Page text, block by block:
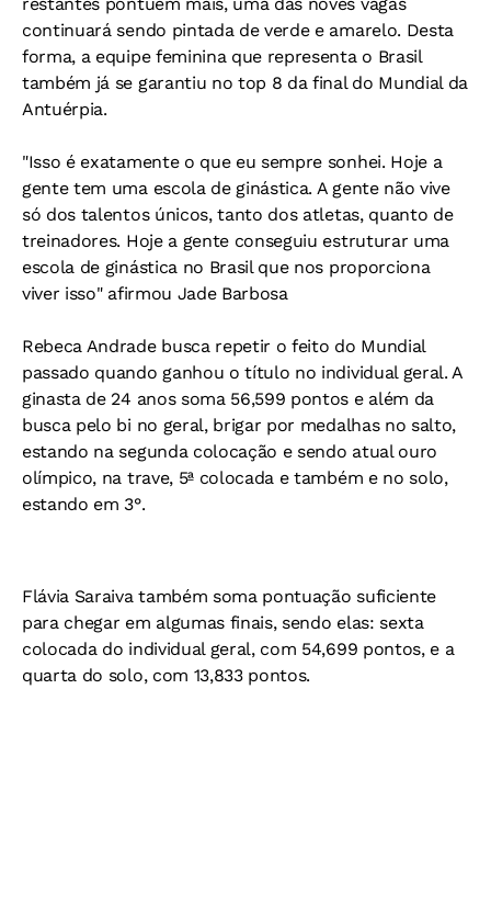
continuará sendo pintada de verde e amarelo. Desta
forma, a equipe feminina que representa o Brasil
também já se garantiu no top 8 da final do Mundial da
Antuérpia.
"Isso é exatamente o que eu sempre sonhei. Hoje a
gente tem uma escola de ginástica. A gente não vive
só dos talentos únicos, tanto dos atletas, quanto de
treinadores. Hoje a gente conseguiu estruturar uma
escola de ginástica no Brasil que nos proporciona
viver isso" afirmou Jade Barbosa
Rebeca Andrade busca repetir o feito do Mundial
passado quando ganhou o título no individual geral. A
ginasta de 24 anos soma 56,599 pontos e além da
busca pelo bi no geral, brigar por medalhas no salto,
estando na segunda colocação e sendo atual ouro
olímpico, na trave, 5ª colocada e também e no solo,
estando em 3°.
Flávia Saraiva também soma pontuação suficiente
para chegar em algumas finais, sendo elas: sexta
colocada do individual geral, com 54,699 pontos, e a
quarta do solo, com 13,833 pontos.